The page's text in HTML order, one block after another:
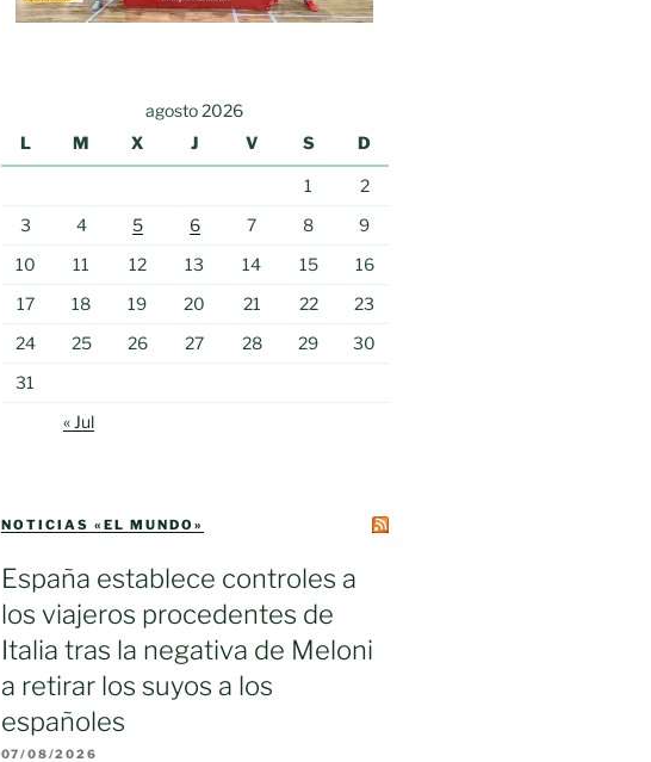
agosto 2026
L
M X J V S D
1
2
3
4 5 6 7 8
9
10
11 12 13 14 15
16
17
18 19 20 21 22
23
24
25 26 27 28 29
30
31
« Jul
NOTICIAS «EL MUNDO»
España establece controles a
los viajeros procedentes de
Italia tras la negativa de Meloni
a retirar los suyos a los
españoles
07/08/2026